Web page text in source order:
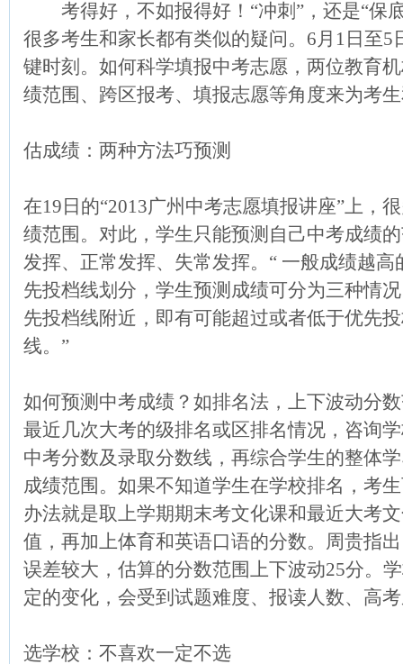
考得好，不如报得好！“冲刺”，还是“保
很多考生和家长都有类似的疑问。6月1日至
键时刻。如何科学填报中考志愿，两位教育
绩范围、跨区报考、填报志愿等角度来为考
估成绩：两种方法巧预测
在19日的“2013广州中考志愿填报讲座”上，
绩范围。对此，学生只能预测自己中考成绩
发挥、正常发挥、失常发挥。“ 一般成绩越
先投档线划分，学生预测成绩可分为三种情
先投档线附近，即有可能超过或者低于优先
线。”
如何预测中考成绩？如排名法，上下波动分
最近几次大考的级排名或区排名情况，咨询
中考分数及录取分数线，再综合学生的整体
成绩范围。如果不知道学生在学校排名，考
办法就是取上学期期末考文化课和最近大考
值，再加上体育和英语口语的分数。周贵指
误差较大，估算的分数范围上下波动25分。
定的变化，会受到试题难度、报读人数、高
选学校：不喜欢一定不选